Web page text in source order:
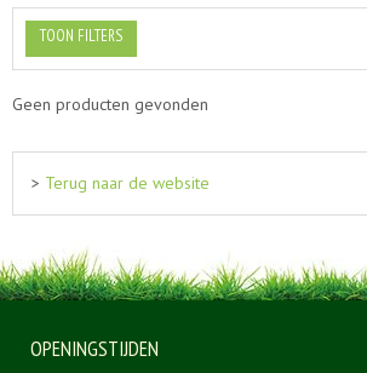
TOON FILTERS
Geen producten gevonden
> Terug naar de website
OPENINGSTIJDEN